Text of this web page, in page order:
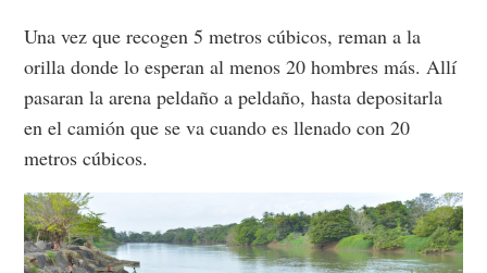
Una vez que recogen 5 metros cúbicos, reman a la
orilla donde lo esperan al menos 20 hombres más. Allí
pasaran la arena peldaño a peldaño, hasta depositarla
en el camión que se va cuando es llenado con 20
metros cúbicos.